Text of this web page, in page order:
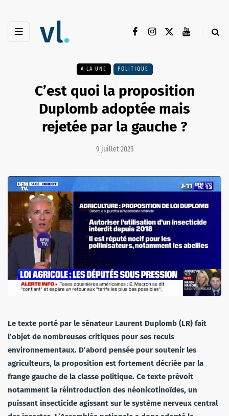
A LA UNE POLITIQUE
C’est quoi la proposition
Duplomb adoptée mais
rejetée par la gauche ?
9 juillet 2025
Le texte porté par le sénateur Laurent Duplomb (LR) fait
l’objet de nombreuses critiques pour ses reculs
environnementaux. D’abord pensée pour soutenir les
agriculteurs, la proposition est fortement décriée par la
frange gauche de la classe politique. Ce texte prévoit
notamment la réintroduction des néonicotinoïdes, un
puissant insecticide agissant sur le système nerveux central